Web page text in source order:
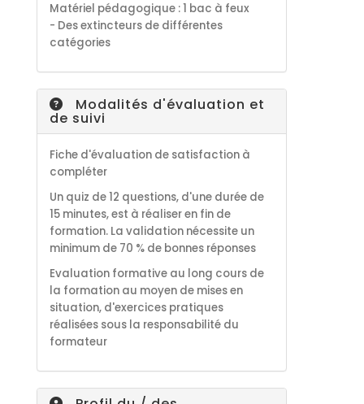
Matériel pédagogique : 1 bac à feux
- Des extincteurs de différentes
catégories
Modalités d'évaluation et
de suivi
Fiche d'évaluation de satisfaction à
compléter
Un quiz de 12 questions, d'une durée de
15 minutes, est à réaliser en fin de
formation. La validation nécessite un
minimum de 70 % de bonnes réponses
Evaluation formative au long cours de
la formation au moyen de mises en
situation, d'exercices pratiques
réalisées sous la responsabilité du
formateur